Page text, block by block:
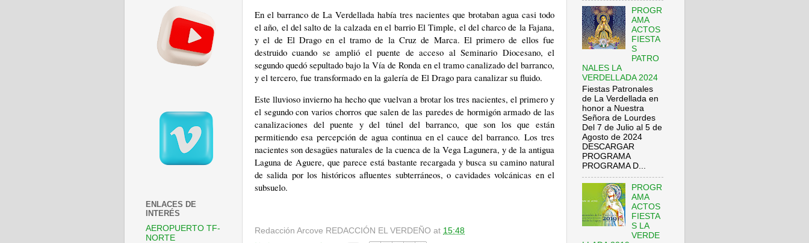
En el barranco de La Verdellada había tres nacientes que brotaban agua casi todo
el año, el del salto de la calzada en el barrio El Timple, el del charco de la Fajana,
y el de El Drago en el tramo de la Cruz de Marca. El primero de ellos fue
destruido cuando se amplió el puente de acceso al Seminario Diocesano, el
segundo quedó sepultado bajo la Vía de Ronda en el tramo canalizado del barranco,
y el tercero, fue transformado en la galería de El Drago para canalizar su fluido.
Este lluvioso invierno ha hecho que vuelvan a brotar los tres nacientes, el primero y
el segundo con varios chorros que salen de las paredes de hormigón armado de las
canalizaciones del puente y del túnel del barranco, que son los que están
permitiendo esa percepción de agua continua en el cauce del barranco.Los tres
nacientes son desagües naturales de la cuenca de la Vega Lagunera, y de la antigua
Laguna de Aguere, que parece está bastante recargada y busca su camino natural
de salida por los históricos afluentes subterráneos, o cavidades volcánicas en el
subsuelo.
Redacción Arcove REDACCIÓN EL VERDEÑO at 15:48
ENLACES DE
INTERÉS
AEROPUERTO TF-
NORTE
PROGR
AMA
ACTOS
FIESTA
S
PATRO
NALES LA
VERDELLADA 2024
Fiestas Patronales
de La Verdellada en
honor a Nuestra
Señora de Lourdes
Del 7 de Julio al 5 de
Agosto de 2024
DESCARGAR
PROGRAMA
PROGRAMA D...
PROGR
AMA
ACTOS
FIESTA
S LA
VERDE